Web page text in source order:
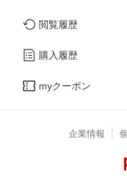
閲覧履歴
購入履歴
myクーポン
企業情報